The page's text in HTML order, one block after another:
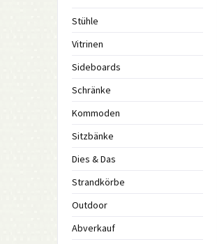
Stühle
Vitrinen
Sideboards
Schränke
Kommoden
Sitzbänke
Dies & Das
Strandkörbe
Outdoor
Abverkauf